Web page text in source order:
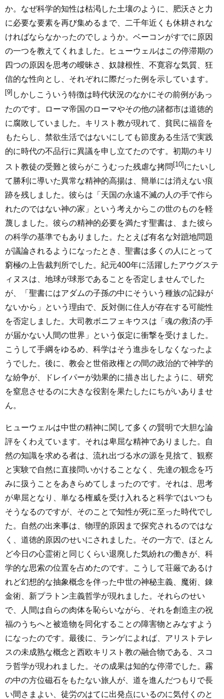
か。なぜ科学的知性は枯渇した土壤のように、肥沃さと力
に必要な要素を再び集めるまで、二千年近くも休耕されな
ければならなかったのでしょうか。ベーコンがすでに原因
の一つを教えてくれました。ヒューウェルはこの停滞期の
四つの原因を思考の曖昧さ、奴隷根性、不寛容な気質、狂
信的な性向とし、それぞれに際だった例を示しています。
[9] しかしこういう特徴は時代状況のなかにその前例があっ
たのです。ローマ帝国のローマやその他の諸都市は道徳的
に腐敗していました。キリスト教が現れて、貧民に福音を
もたらし、禁欲生活ではないにしても節度ある生活で実践
的に時代の不品行に異議を申し立てたのです。初期のキリ
スト教徒の受難と彼らがこうむった残虐な拷問 [10]にたいし
て勝利に導いた異常な精神的高揚は、簡単には消えない痕
跡を残しました。彼らは「天国の永遠不滅の人の手で作ら
れたのではない神の家」という考えからこの世のものを軽
蔑しました。彼らの精神的必要を満たす聖書は、また彼ら
の科学の基準でもありました。たとえば有名な対蹠地問題
が議論されるようになったとき、聖書は多くの人にとって
窮極の上告裁判所でした。紀元400年に活躍したアウグステ
ィヌスは、地球が球形であることを否定しませんでした
が、「聖書にはアダムの子孫の中にそういう種族の記録が
ないから」という理由で、反対側に住人が存在する可能性
を否定しました。大司教ボニフェキウスは「魂の救済の手
が届かない人間の世界」という仮定に衝撃を受けました。
こうして手綱をゆるめ、科学はそう進歩をしなくなったよ
うでした。後に、教会と世俗政権との間の政治的で神学的
な紛争が、ドレイパーが効果的に描き出したように、研究
を窒息させるのに大きな役割を果たしたにちがいありませ
ん。
ヒューウェルは中世の精神に関して多くの賢明で大胆な論
評をくわえています。それは卑屈な精神でありました。自
然の知識を求める者は、流れ出づる水の源を見捨て、観察
と実験で自然に直接問いかけることなく、先達の観念を巧
みに扱うことをあきらめてしまったのです。それは、思考
が卑屈となり、単なる権威を受け入れると科学ではいつも
そうなるのですが、そのことで知性が死に至った時代でし
た。自然の出来事は、物理的原因まで探究されるのではな
く、道徳的原因のせいにされました。その一方で、ほとん
ど今日の心霊術と同じくらい退廃した気紛れの働きが、科
学的な思索の位置を占めたのです。こうして荘厳であるけ
れど幻想的な抽象概念を伴った中世の神秘主義、魔術、錬
金術、新プラトン主義哲学が現れました。それらのせい
で、人間は自らの肉体を恥らいながら、それを創造主の祝
福のうちへと被造物を同化することの障害物とみなすよう
になったのです。最後に、ランゲによれば、アリストテレ
スの未成熟な概念と西欧キリスト教の融合物である、スコ
ラ哲学が現われました。その成果は知的な停滞でした。霧
の中の方位磁石をもたない旅人が、道を進んだつもりで長
い間さまよい、徒労のはてに出発点にいるのに気付くのと